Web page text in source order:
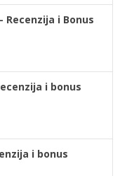
Recenzija i Bonus
i bonus
i bonus